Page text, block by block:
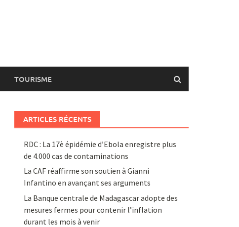
TOURISME
ARTICLES RÉCENTS
RDC : La 17è épidémie d’Ebola enregistre plus
de 4.000 cas de contaminations
La CAF réaffirme son soutien à Gianni
Infantino en avançant ses arguments
La Banque centrale de Madagascar adopte des
mesures fermes pour contenir l’inflation
durant les mois à venir